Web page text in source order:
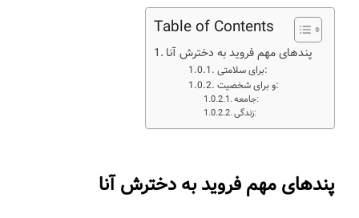
Table of Contents
پندهای مهم فروید به دخترش آنا
برای سلامتی:
و برای شخصیت:
جامعه:
زندگی:
پندهای مهم فروید به دخترش آنا